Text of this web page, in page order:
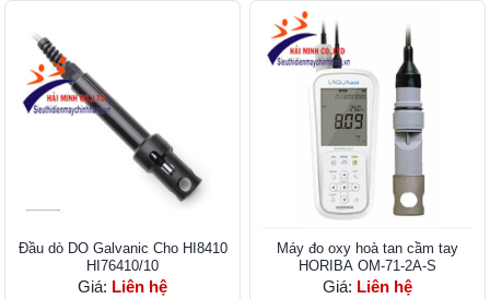
Đầu dò DO Galvanic Cho HI8410
HI76410/10
Giá: Liên hệ
Máy đo oxy hoà tan cầm tay
HORIBA OM-71-2A-S
Giá: Liên hệ